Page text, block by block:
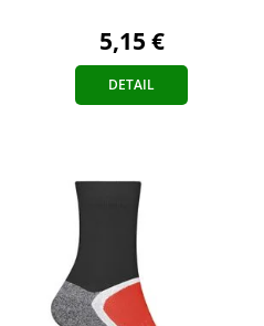
5,15 €
DETAIL